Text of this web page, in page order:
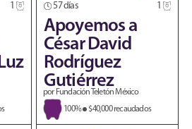
1 57 días 1
Apoyemos a
César David
Rodríguez
Gutiérrez
por Fundación Teletón México
100%
$40,000 recaudados